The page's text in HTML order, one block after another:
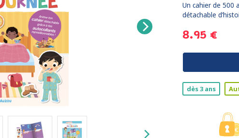
Un cahier de 500
détachable
8.95 €
dès 3 ans